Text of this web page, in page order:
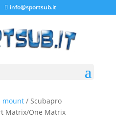
info@sportsub.it
mount/ Scubapro
Matrix/One Matrix